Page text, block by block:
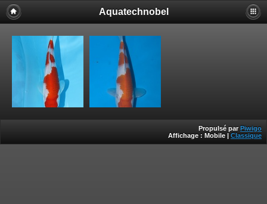
Aquatechnobel
Propulsé par Piwigo
Affichage : Mobile | Classique